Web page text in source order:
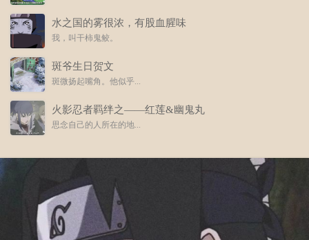
水之国的雾很浓，有股血腥味
我，叫干柿鬼鲛。
斑爷生日贺文
斑微扬起嘴角。他似乎...
火影忍者羁绊之——红莲&幽鬼丸
思念自己的人所在的地...